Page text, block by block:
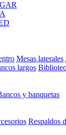
Mesas laterales
largos
y banquetas
Respaldos